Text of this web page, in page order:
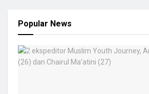
Popular News